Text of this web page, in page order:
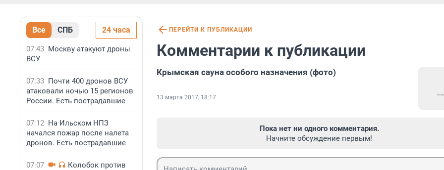
Все СПБ 24 часа
07:43 Москву атакуют дроны
ВСУ
07:33 Почти 400 дронов ВСУ
атаковали ночью 15 регионов
России. Есть пострадавшие
07:12 На Ильском НПЗ
начался пожар после налета
дронов. Есть пострадавшие
07:07
Колобок против
ПЕРЕЙТИ К ПУБЛИКАЦИИ
Комментарии к публикации
Крымская сауна особого назначения (фото)
13 марта 2017, 18:17
Пока нет ни одного комментария.
Начните обсуждение первым!